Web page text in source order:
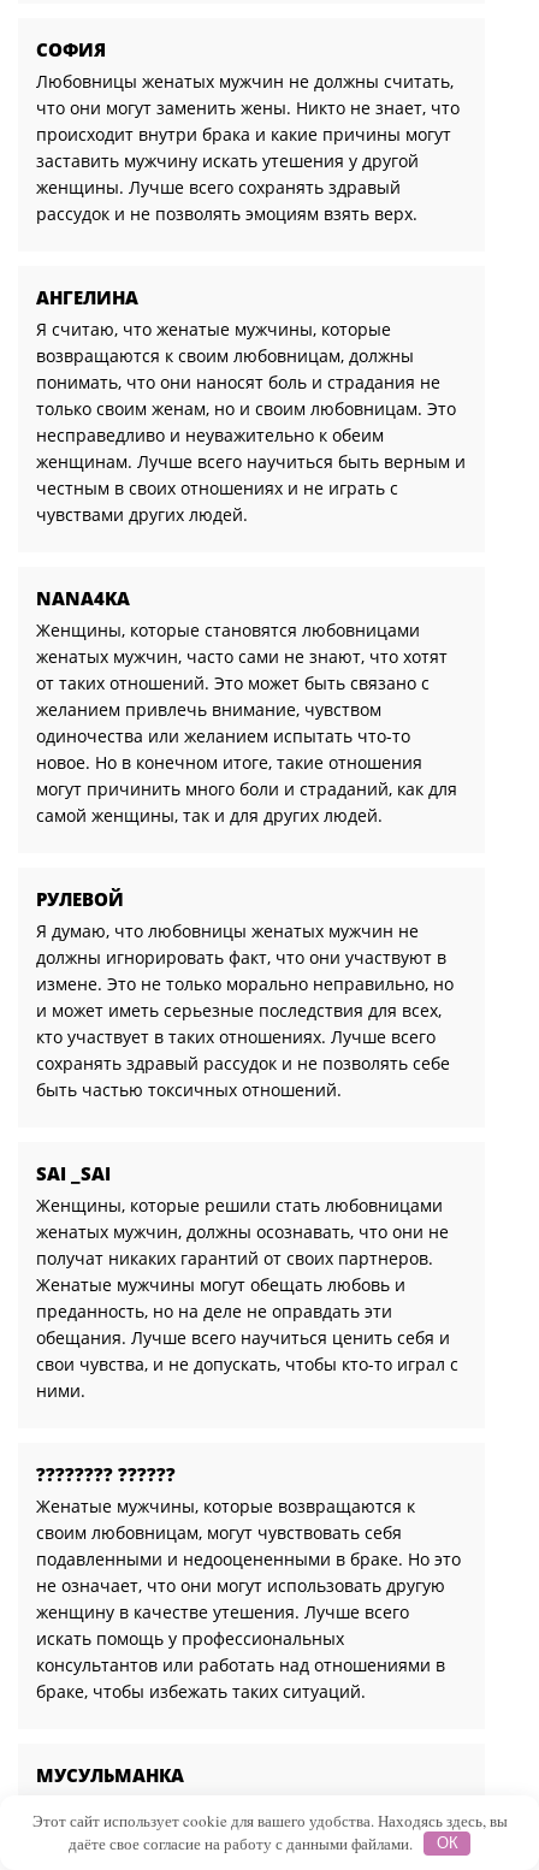
СОФИЯ
Любовницы женатых мужчин не должны считать,
что они могут заменить жены. Никто не знает, что
происходит внутри брака и какие причины могут
заставить мужчину искать утешения у другой
женщины. Лучше всего сохранять здравый
рассудок и не позволять эмоциям взять верх.
АНГЕЛИНА
Я считаю, что женатые мужчины, которые
возвращаются к своим любовницам, должны
понимать, что они наносят боль и страдания не
только своим женам, но и своим любовницам. Это
несправедливо и неуважительно к обеим
женщинам. Лучше всего научиться быть верным и
честным в своих отношениях и не играть с
чувствами других людей.
NANA4KA
Женщины, которые становятся любовницами
женатых мужчин, часто сами не знают, что хотят
от таких отношений. Это может быть связано с
желанием привлечь внимание, чувством
одиночества или желанием испытать что-то
новое. Но в конечном итоге, такие отношения
могут причинить много боли и страданий, как для
самой женщины, так и для других людей.
РУЛЕВОЙ
Я думаю, что любовницы женатых мужчин не
должны игнорировать факт, что они участвуют в
измене. Это не только морально неправильно, но
и может иметь серьезные последствия для всех,
кто участвует в таких отношениях. Лучше всего
сохранять здравый рассудок и не позволять себе
быть частью токсичных отношений.
SAI _SAI
Женщины, которые решили стать любовницами
женатых мужчин, должны осознавать, что они не
получат никаких гарантий от своих партнеров.
Женатые мужчины могут обещать любовь и
преданность, но на деле не оправдать эти
обещания. Лучше всего научиться ценить себя и
свои чувства, и не допускать, чтобы кто-то играл с
ними.
???????? ??????
Женатые мужчины, которые возвращаются к
своим любовницам, могут чувствовать себя
подавленными и недооцененными в браке. Но это
не означает, что они могут использовать другую
женщину в качестве утешения. Лучше всего
искать помощь у профессиональных
консультантов или работать над отношениями в
браке, чтобы избежать таких ситуаций.
МУСУЛЬМАНКА
женатых мужчин, должны понимать, что они не
получат никаких гарантий на будущее. Они могут
Этот сайт использует cookie для вашего удобства. Находясь здесь, вы
даёте свое согласие на работу с данными файлами.
ОК